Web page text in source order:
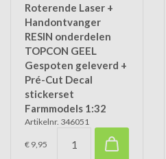
Roterende Laser +
Handontvanger
RESIN onderdelen
TOPCON GEEL
Gespoten geleverd +
Pré-Cut Decal
stickerset
Farmmodels 1:32
Artikelnr. 346051
€ 9,95